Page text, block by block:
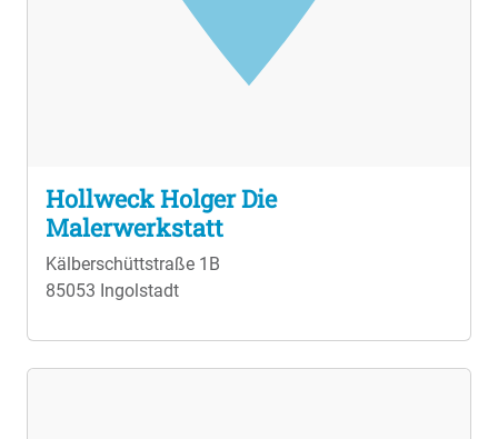
Hollweck Holger Die
Malerwerkstatt
Kälberschüttstraße 1B
85053 Ingolstadt